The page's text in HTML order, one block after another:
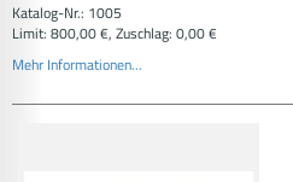
Katalog-Nr.: 1005
Limit: 800,00 €, Zuschlag: 0,00 €
Mehr Informationen...